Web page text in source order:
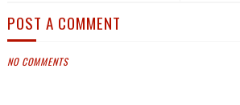
POST A COMMENT
NO COMMENTS